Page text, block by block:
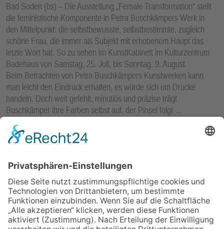
Bad Soden (bs) – Die Ausstellung „Female Transformation“ stellt
die feministische Komponente in Petra Buschkämpers Werk in
den Mittelpunkt: die selbstbewusste, selbstbestimmte, zugleich
schöne Frau, die immer als Subjekt mit erhobenem Haupt das
letzte Wort hat. So zu sehen im KunstKabinett im Kulturzentrum
Badehaus von Samstag, 25. Juli, bis Sonntag, 9. August.
Beim Betrachten von Petra Buschkämpers Kunstwerken kann
man leicht den Eindruck erhalten, es würde sich um Drucke
handeln. Doch weit gefehlt, minutiös und präzise trägt
Buschkämper ihre Farben selbst auf, der Pinsel folgt …
KULTUR
Dankbar und aus vollem Herzen: Projektchor
füllt die Kirche St. Katharina mit Klang und
Lebensfreude